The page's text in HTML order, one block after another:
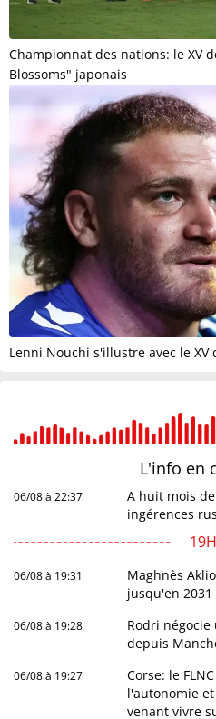
Championnat des nations: le XV
Blossoms" japonais
Lenni Nouchi s'illustre avec le XV
L'info en
06/08 à 22:37
A huit mois
ingérences
19H
06/08 à 19:31
Maghnès
jusqu'en 2031
06/08 à 19:28
Rodri
depuis
06/08 à 19:27
Corse: le
l'autonomie
venant vivre